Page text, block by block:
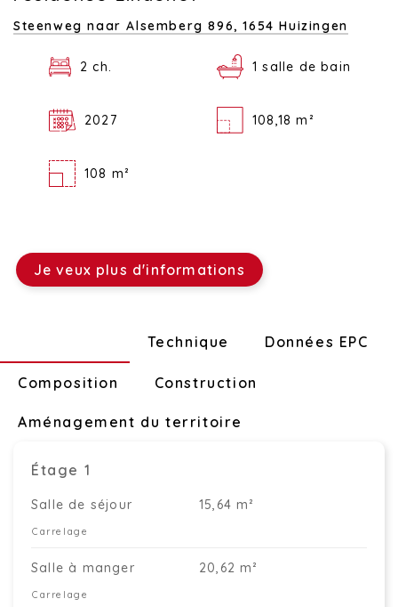
Steenweg naar Alsemberg 896,1654 Huizingen
2 ch. 1 salle de bain
2027 108,18 m²
108 m²
Je veux plus d'informations
Technique Données EPC
Composition Construction
Aménagement du territoire
Étage 1
Salle de séjour 15,64 m²
Carrelage
Salle à manger 20,62 m²
Carrelage